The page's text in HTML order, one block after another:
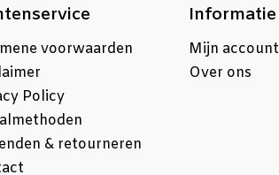
voorwaarden
Policy
& retourneren
Informatie
Mijn account
Over ons